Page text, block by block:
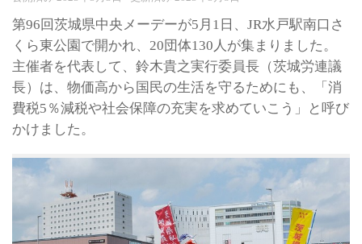
第96回茨城県中央メーデーが5月1日、JR水戸駅南口さ
くら東公園で開かれ、20団体130人が集まりました。
主催者を代表して、鈴木貴之実行委員長（茨城労連議
長）は、物価高から国民の生活を守るためにも、「消
費税5％減税や社会保障の充実を求めていこう」と呼び
かけました。